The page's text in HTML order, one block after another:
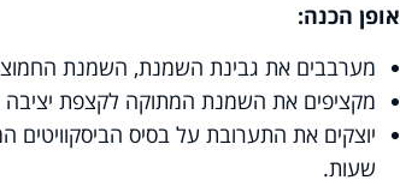
אופן הכנה:
מערבבים את גבינת השמנת, השמנת
מקציפים את השמנת המתוקה לקצפת יציבה
שעות.